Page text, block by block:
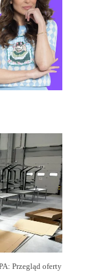
Przegląd oferty